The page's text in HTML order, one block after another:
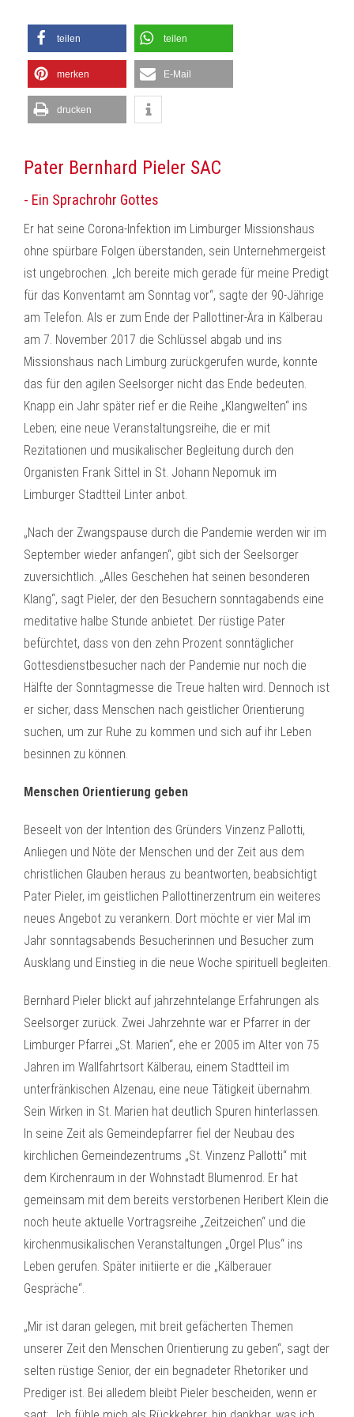
teilen teilen
merken E-Mail
drucken
Pater Bernhard Pieler SAC
- Ein Sprachrohr Gottes
Er hat seine Corona-Infektion im Limburger Missionshaus
ohne spürbare Folgen überstanden, sein Unternehmergeist
ist ungebrochen. „Ich bereite mich gerade für meine Predigt
für das Konventamt am Sonntag vor“, sagte der 90-Jährige
am Telefon. Als er zum Ende der Pallottiner-Ära in Kälberau
am 7. November 2017 die Schlüssel abgab und ins
Missionshaus nach Limburg zurückgerufen wurde, konnte
das für den agilen Seelsorger nicht das Ende bedeuten.
Knapp ein Jahr später rief er die Reihe „Klangwelten“ ins
Leben; eine neue Veranstaltungsreihe, die er mit
Rezitationen und musikalischer Begleitung durch den
Organisten Frank Sittel in St. Johann Nepomuk im
Limburger Stadtteil Linter anbot.
„Nach der Zwangspause durch die Pandemie werden wir im
September wieder anfangen“, gibt sich der Seelsorger
zuversichtlich. „Alles Geschehen hat seinen besonderen
Klang“, sagt Pieler, der den Besuchern sonntagabends eine
meditative halbe Stunde anbietet. Der rüstige Pater
befürchtet, dass von den zehn Prozent sonntäglicher
Gottesdienstbesucher nach der Pandemie nur noch die
Hälfte der Sonntagmesse die Treue halten wird. Dennoch ist
er sicher, dass Menschen nach geistlicher Orientierung
suchen, um zur Ruhe zu kommen und sich auf ihr Leben
besinnen zu können.
Menschen Orientierung geben
Beseelt von der Intention des Gründers Vinzenz Pallotti,
Anliegen und Nöte der Menschen und der Zeit aus dem
christlichen Glauben heraus zu beantworten, beabsichtigt
Pater Pieler, im geistlichen Pallottinerzentrum ein weiteres
neues Angebot zu verankern. Dort möchte er vier Mal im
Jahr sonntagsabends Besucherinnen und Besucher zum
Ausklang und Einstieg in die neue Woche spirituell begleiten.
Bernhard Pieler blickt auf jahrzehntelange Erfahrungen als
Seelsorger zurück. Zwei Jahrzehnte war er Pfarrer in der
Limburger Pfarrei „St. Marien“, ehe er 2005 im Alter von 75
Jahren im Wallfahrtsort Kälberau, einem Stadtteil im
unterfränkischen Alzenau, eine neue Tätigkeit übernahm.
Sein Wirken in St. Marien hat deutlich Spuren hinterlassen.
In seine Zeit als Gemeindepfarrer fiel der Neubau des
kirchlichen Gemeindezentrums „St. Vinzenz Pallotti“ mit
dem Kirchenraum in der Wohnstadt Blumenrod. Er hat
gemeinsam mit dem bereits verstorbenen Heribert Klein die
noch heute aktuelle Vortragsreihe „Zeitzeichen“ und die
kirchenmusikalischen Veranstaltungen „Orgel Plus“ ins
Leben gerufen. Später initiierte er die „Kälberauer
Gespräche“.
„Mir ist daran gelegen, mit breit gefächerten Themen
unserer Zeit den Menschen Orientierung zu geben“, sagt der
selten rüstige Senior, der ein begnadeter Rhetoriker und
Prediger ist. Bei alledem bleibt Pieler bescheiden, wenn er